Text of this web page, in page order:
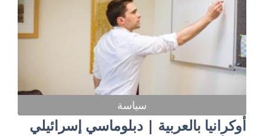
سياسة
أوكرانيا بالعربية | دبلوماسي إسرائيلي